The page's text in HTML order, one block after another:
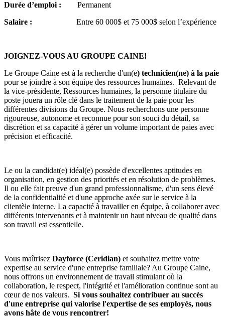
Durée d’emploi : Permanent
Salaire : Entre 60 000$ et 75 000$ selon l’expérience
JOIGNEZ-VOUS AU GROUPE CAINE!
Le Groupe Caine est à la recherche d'un(e) technicien(ne) à la paie
pour se joindre à son équipe des ressources humaines. Relevant de
la vice-présidente, Ressources humaines, la personne titulaire du
poste jouera un rôle clé dans le traitement de la paie pour les
différentes divisions du Groupe. Nous recherchons une personne
rigoureuse, autonome et reconnue pour son souci du détail, sa
discrétion et sa capacité à gérer un volume important de paies avec
précision et efficacité.
Le ou la candidat(e) idéal(e) possède d'excellentes aptitudes en
organisation, en gestion des priorités et en résolution de problèmes.
Il ou elle fait preuve d'un grand professionnalisme, d'un sens élevé
de la confidentialité et d'une approche axée sur le service à la
clientèle interne. La capacité à travailler en équipe, à collaborer avec
différents intervenants et à maintenir un haut niveau de qualité dans
son travail est essentielle.
Vous maîtrisez Dayforce (Ceridian) et souhaitez mettre votre
expertise au service d'une entreprise familiale? Au Groupe Caine,
nous offrons un environnement de travail stimulant où la
collaboration, le respect, l'intégrité et l'amélioration continue sont au
cœur de nos valeurs. Si vous souhaitez contribuer au succès
d'une entreprise qui valorise l'expertise de ses employés, nous
avons hâte de vous rencontrer!